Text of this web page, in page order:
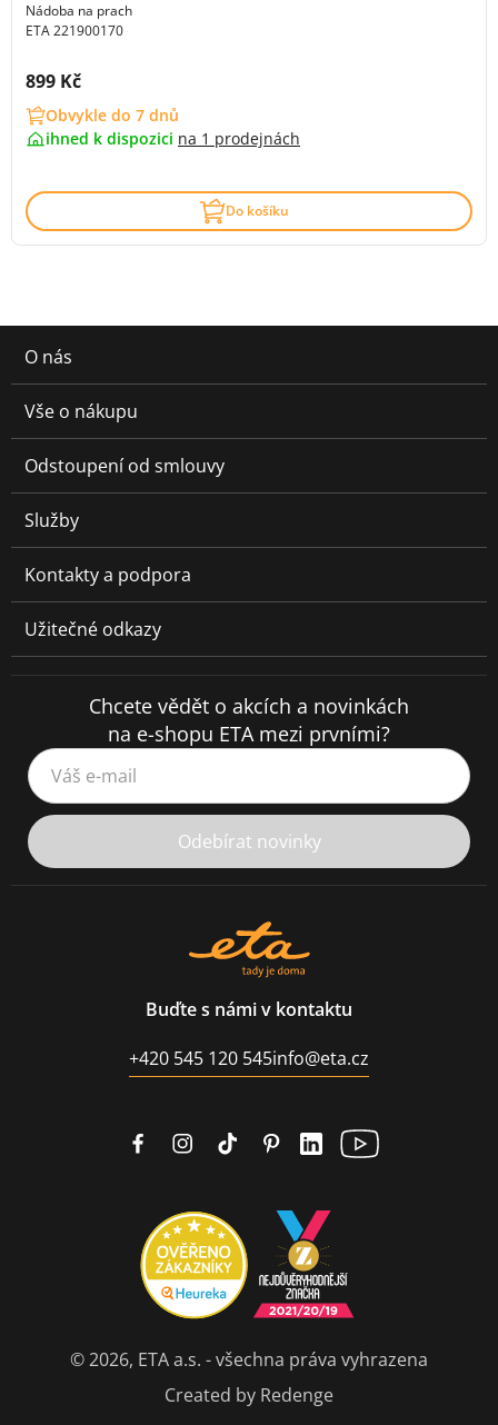
Nádoba na prach
ETA 221900170
Cena s DPH:
899 Kč
Obvykle do 7 dnů
ihned k dispozici na 1 prodejnách
Do košíku
O nás
Vše o nákupu
Odstoupení od smlouvy
Služby
Kontakty a podpora
Užitečné odkazy
Chcete vědět o akcích a novinkách
na e-shopu ETA mezi prvními?
Váš e-mail
Odebírat novinky
Buďte s námi v kontaktu
+420 545 120 545info@eta.cz
© 2026, ETA a.s. - všechna práva vyhrazena
Created by Redenge